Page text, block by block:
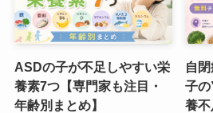
ASDの子が不足しやすい栄
養素7つ【専門家も注目・
年齢別まとめ】
自
子
養